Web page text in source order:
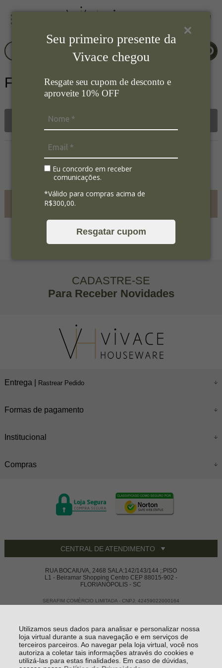
Seu primeiro presente da
Vivace chegou
Resgate seu cupom de desconto e
aproveite 10% OFF
Eu concordo em receber
comunicações.
*Válido para compras acima de
R$300,00.
Resgatar cupom
Utilizamos seus dados para analisar e personalizar nossa
loja virtual durante a sua navegação e em serviços de
terceiros parceiros. Ao navegar pela loja virtual, você nos
autoriza a coletar tais informações através do cookies e
utilizá-las para estas finalidades. Em caso de dúvidas,
Ferro de Passar
Nenhum registro encontrado.
FRETE GRÁTIS ACIMA DE
R$700,00
CADASTRE-SE
Para Receber Novidades
Entrega | Rastrear Pedido
Formas de pagamento
Institucional
Compras
CENTRAL DE ATENDIMENTO
RUA BOCAIUVA, 2468 SALA:142/143/144 ;:PISO
L1 - Beiramar Shopping Centro CEP 88015-902 -
FLORIANÓPOLIS - SC
SERAFIM COMÉRCIO LIMITADA - CNPJ: 42459022000164